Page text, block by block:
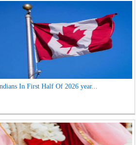
In First Half Of 2026 year...